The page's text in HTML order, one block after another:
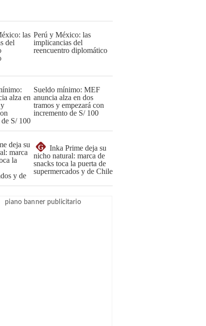
Perú y México: las
implicancias del
reencuentro diplomático
Sueldo mínimo: MEF
anuncia alza en dos
tramos y empezará con
incremento de S/ 100
G
Inka Prime deja su
nicho natural: marca de
snacks toca la puerta de
supermercados y de Chile